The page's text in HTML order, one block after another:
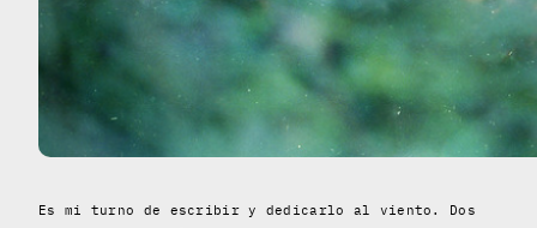
Es mi turno de escribir y dedicarlo al viento. Dos